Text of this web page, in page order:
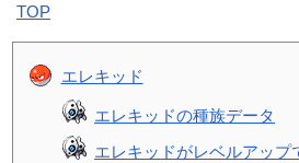
TOP
エレキッド
エレキッドの種族データ
エレキッドがレベルアップ